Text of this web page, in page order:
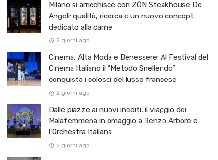
Milano si arricchisce con ZŌN Steakhouse De
Angeli: qualità, ricerca e un nuovo concept
dedicato alla carne
2 giorni ago
Cinema, Alta Moda e Benessere: Al Festival del
Cinema Italiano il “Metodo Snellendo”
conquista i colossi del lusso francese
2 giorni ago
Dalle piazze ai nuovi inediti, il viaggio dei
Malafemmena in omaggio a Renzo Arbore e
l’Orchestra Italiana ​
2 giorni ago